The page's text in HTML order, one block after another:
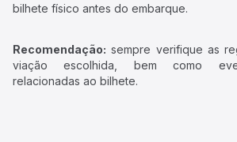
bilhete físico antes do embarque.
Recomendação: sempre verifique as
viação escolhida, bem como
relacionadas ao bilhete.